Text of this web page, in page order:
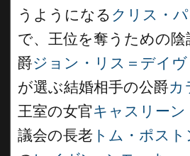
うようになる クリス・
で、王位を奪うための
爵ジョン・リス＝デイヴ
が選ぶ結婚相手の公爵カ
王室の女官キャスリー
議会の長老 トム・ポスト